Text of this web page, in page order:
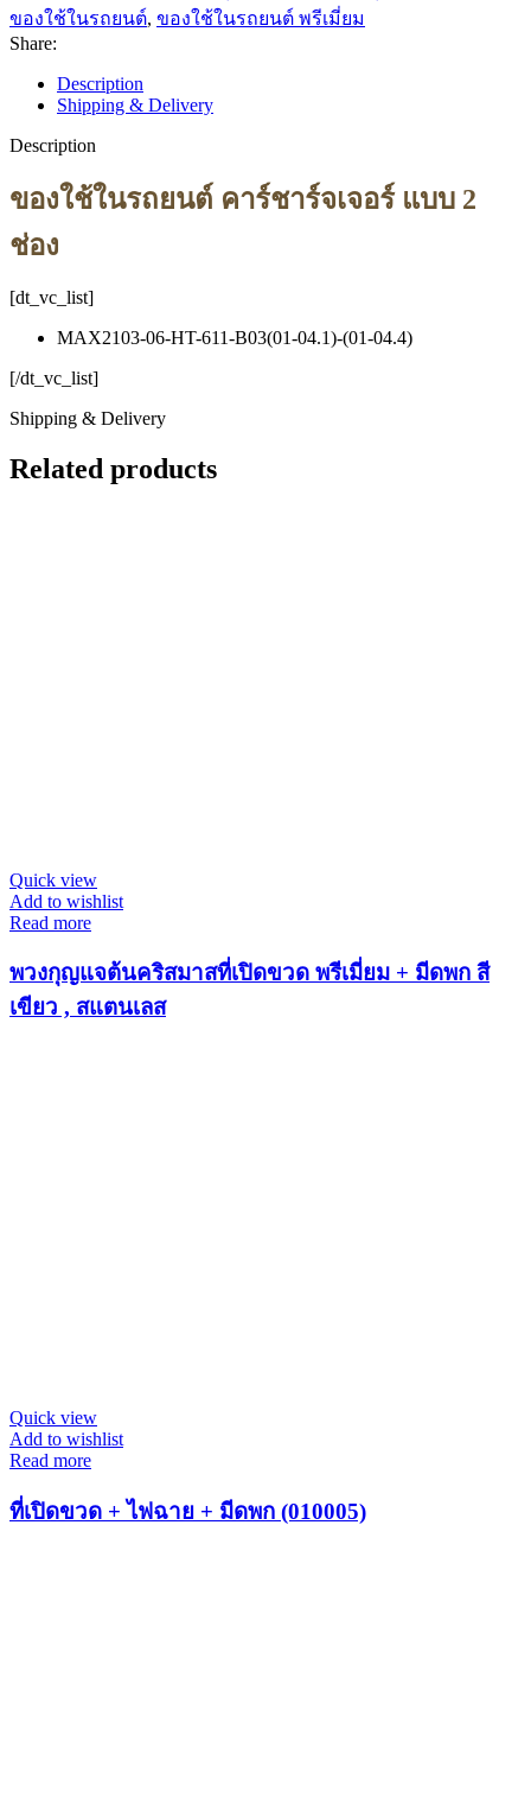
ของใช้ในรถยนต์, ของใช้ในรถยนต์ พรีเมี่ยม
Share:
Description
Shipping & Delivery
Description
ของใช้ในรถยนต์ คาร์ชาร์จเจอร์ แบบ 2
ช่อง
[dt_vc_list]
MAX2103-06-HT-611-B03(01-04.1)-(01-04.4)
[/dt_vc_list]
Shipping & Delivery
Related products
Quick view
Add to wishlist
Read more
พวงกุญแจต้นคริสมาสที่เปิดขวด พรีเมี่ยม + มีดพก สี
เขียว , สแตนเลส
Quick view
Add to wishlist
Read more
ที่เปิดขวด + ไฟฉาย + มีดพก (010005)